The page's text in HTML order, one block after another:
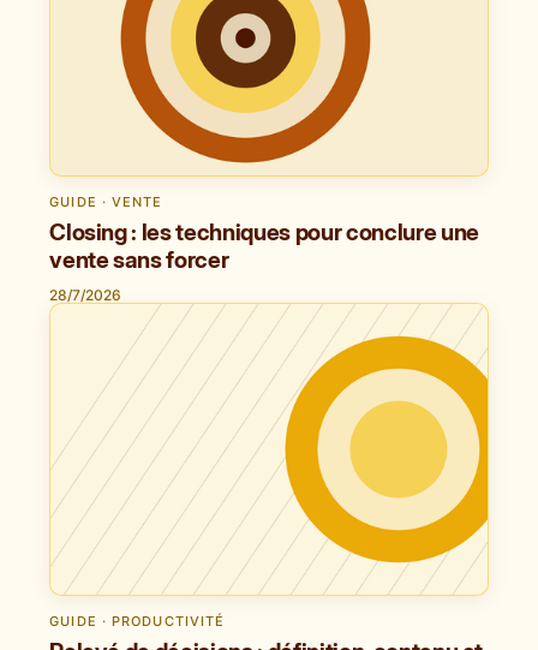
GUIDE · VENTE
Closing : les techniques pour conclure une
vente sans forcer
28/7/2026
GUIDE · PRODUCTIVITÉ